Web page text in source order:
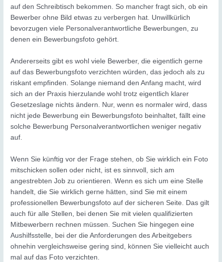
auf den Schreibtisch bekommen. So mancher fragt sich, ob ein
Bewerber ohne Bild etwas zu verbergen hat. Unwillkürlich
bevorzugen viele Personalverantwortliche Bewerbungen, zu
denen ein Bewerbungsfoto gehört.
Andererseits gibt es wohl viele Bewerber, die eigentlich gerne
auf das Bewerbungsfoto verzichten würden, das jedoch als zu
riskant empfinden. Solange niemand den Anfang macht, wird
sich an der Praxis hierzulande wohl trotz eigentlich klarer
Gesetzeslage nichts ändern. Nur, wenn es normaler wird, dass
nicht jede Bewerbung ein Bewerbungsfoto beinhaltet, fällt eine
solche Bewerbung Personalverantwortlichen weniger negativ
auf.
Wenn Sie künftig vor der Frage stehen, ob Sie wirklich ein Foto
mitschicken sollen oder nicht, ist es sinnvoll, sich am
angestrebten Job zu orientieren. Wenn es sich um eine Stelle
handelt, die Sie wirklich gerne hätten, sind Sie mit einem
professionellen Bewerbungsfoto auf der sicheren Seite. Das gilt
auch für alle Stellen, bei denen Sie mit vielen qualifizierten
Mitbewerbern rechnen müssen. Suchen Sie hingegen eine
Aushilfsstelle, bei der die Anforderungen des Arbeitgebers
ohnehin vergleichsweise gering sind, können Sie vielleicht auch
mal auf das Foto verzichten.